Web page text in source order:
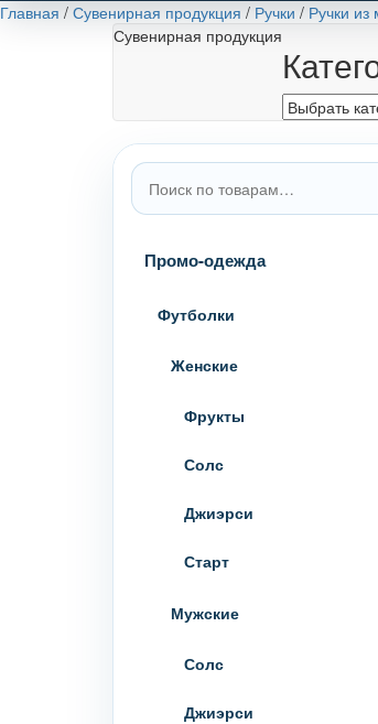
Главная / Сувенирная продукция / Ручки / Ручки из
Сувенирная продукция
Искать:
Промо-одежда
Футболки
Женские
Фрукты
Солс
Джиэрси
Старт
Мужские
Солс
Джиэрси